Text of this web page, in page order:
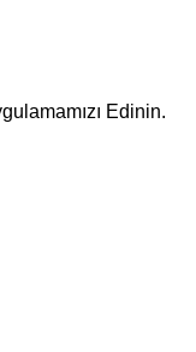
Edinin.